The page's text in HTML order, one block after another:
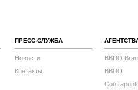
ПРЕСС-СЛУЖБА
Новости
Контакты
BBDO
BBDO